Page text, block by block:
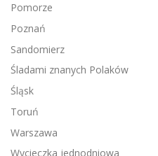
Pomorze
Poznań
Sandomierz
Śladami znanych Polaków
Śląsk
Toruń
Warszawa
Wycieczka jednodniowa